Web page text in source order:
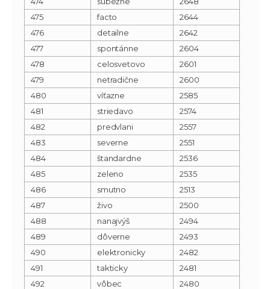
475
facto
2644
476
detailne
2642
477
spontánne
2604
478
celosvetovo
2601
479
netradične
2600
480
víťazne
2585
481
striedavo
2574
482
predvlani
2557
483
severne
2551
484
štandardne
2536
485
zeleno
2535
486
smutno
2513
487
živo
2500
488
nanajvýš
2494
489
dôverne
2493
490
elektronicky
2482
491
takticky
2481
492
vôbec
2480